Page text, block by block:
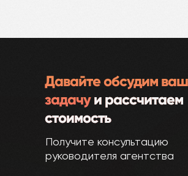
Получите консультацию
руководителя агентства
Давайте обсудим
задачуи рассчитаем
стоимость